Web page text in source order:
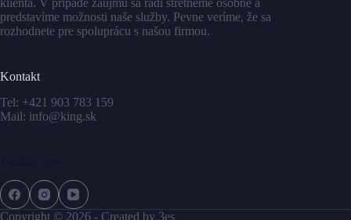
klienta. V prípade záujmu sa radi stretneme osobne a
predstavíme možnosti naše služby. Pevne veríme, že sa
rozhodnete pre spoluprácu s našou firmou.
Kontakt
Tel: +421 903 783 159
Mail: info@king.sk
Copyright © 2026 - Created by 3es